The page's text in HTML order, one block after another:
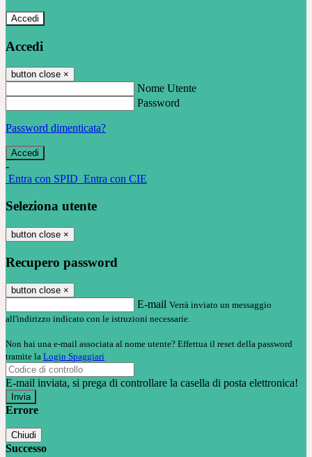
Accedi
Accedi
button close ×
Nome Utente
Password
Password dimenticata?
-
Entra con SPID Entra con CIE
Seleziona utente
button close ×
Recupero password
button close ×
E-mail Verrà inviato un messaggio
all'indirizzo indicato con le istruzioni necessarie.
Non hai una e-mail associata al nome utente? Effettua il reset della password
tramite la Login Spaggiari
E-mail inviata, si prega di controllare la casella di posta elettronica!
Errore
Chiudi
Successo